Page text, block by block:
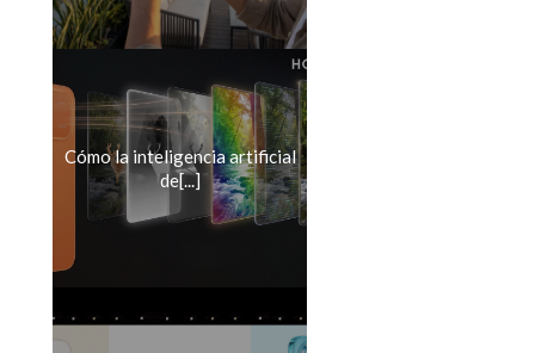
Cómo la inteligencia artificial
de[...]